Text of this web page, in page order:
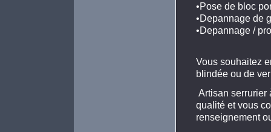
•Pose de bloc
•Depannage de
•Depannage /
Vous souhaitez
blindée ou de
Artisan serrurier
qualité et vous
renseignement